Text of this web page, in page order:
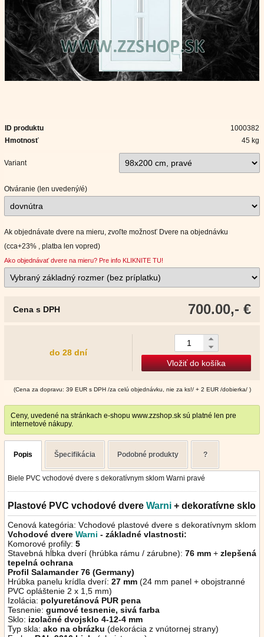
ID produktu
1000382
Hmotnosť
45 kg
Variant
Otváranie (len uvedený/é)
Ak objednávate dvere na mieru, zvoľte možnosť Dvere na objednávku
(cca+23% , platba len vopred)
Ako objednávať dvere na mieru? Pre info KLIKNITE TU!
700.00,- €
Cena s DPH
do 28 dní
Vložiť do košíka
(Cena za dopravu: 39 EUR s DPH /za celú objednávku, nie za ks!/ + 2 EUR /dobierka/ )
Ceny, uvedené na stránkach e-shopu www.zzshop.sk sú platné len pre
internetové nákupy.
Popis Špecifikácia Podobné produkty ?
Biele PVC vchodové dvere s dekoratívnym sklom Warni pravé
Plastové PVC vchodové dvere Warni + dekoratívne sklo
Cenová kategória: Vchodové plastové dvere s dekoratívnym sklom
Vchodové dvere Warni - základné vlastnosti:
Komorové profily: 5
Stavebná hĺbka dverí (hrúbka rámu / zárubne): 76 mm + zlepšená
tepelná ochrana
Profil Salamander 76 (Germany)
Hrúbka panelu krídla dverí: 27 mm (24 mm panel + obojstranné
PVC opláštenie 2 x 1,5 mm)
Izolácia: polyuretánová PUR pena
Tesnenie: gumové tesnenie, sivá farba
Sklo: izolačné dvojsklo 4-12-4 mm
Typ skla: ako na obrázku (dekorácia z vnútornej strany)